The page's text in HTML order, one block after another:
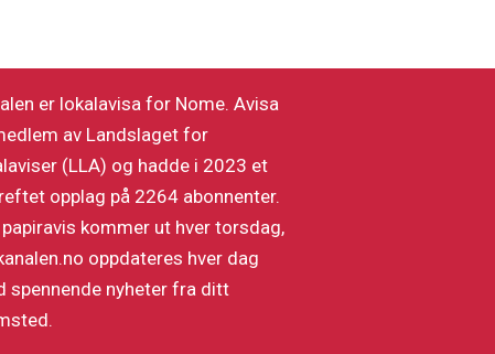
er lokalavisa for Nome. Avisa
av Landslaget for
(LLA) og hadde i 2023 et
opplag på 2264 abonnenter.
kommer ut hver torsdag,
oppdateres hver dag
spennende nyheter fra ditt